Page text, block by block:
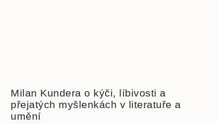
Milan Kundera o kýči, líbivosti a
přejatých myšlenkách v literatuře a
umění